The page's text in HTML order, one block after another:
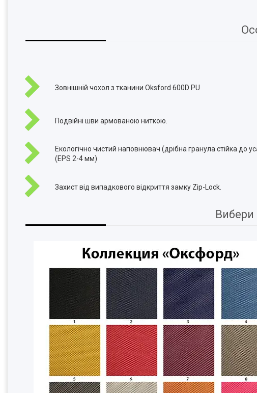
Зовнішній чохол з тканини Oksford 600D PU
Подвійні шви армованою ниткою.
Екологічно чистий наповнювач (дрібна гранула стійка до
(EPS 2-4 мм)
Захист від випадкового відкриття замку Zip-Lock.
Вибери